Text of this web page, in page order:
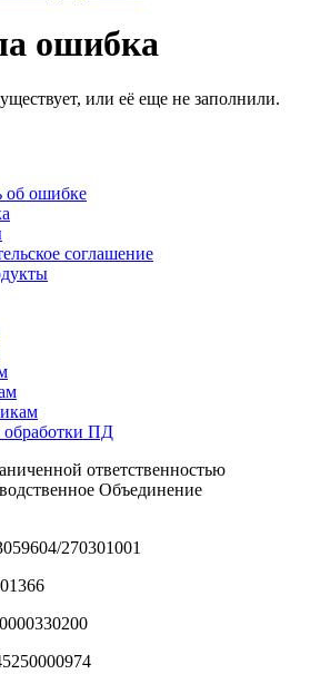
ошибка
или её еще не заполнили.
об ошибке
соглашение
обработки ПД
ответственностью
Объединение
270301001